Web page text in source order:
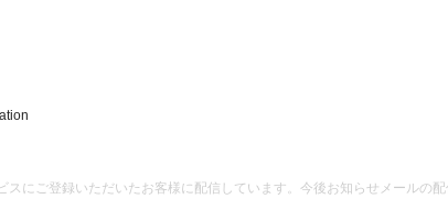
スにご登録いただいたお客様に配信しています。 今後お知らせメールの